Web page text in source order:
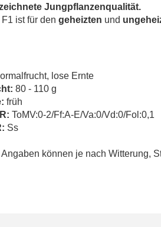
Jungpflanzenqualität.
ist für den geheizten und
lose Ernte
80 - 110 g
früh
ToMV:0-2/Ff:A-E/Va:0/Vd:0/Fol:0,1
Ss
können je nach Witterung,